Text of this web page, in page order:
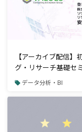
【アーカイブ配信
グ・リサーチ基礎セ
データ分析・BI